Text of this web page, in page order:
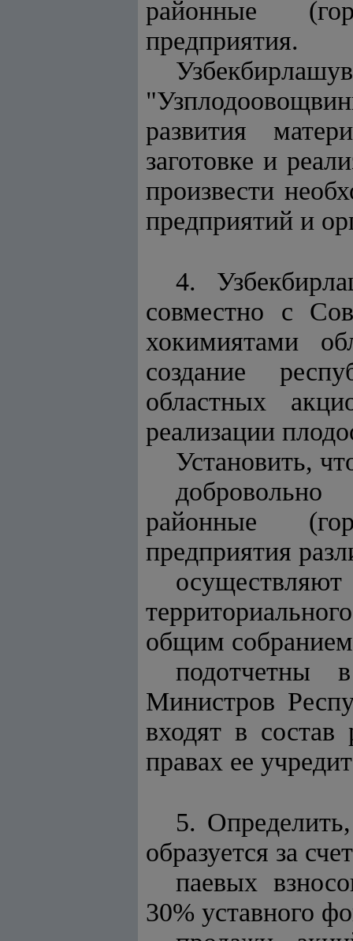
районные
предприятия.
развития
заготовке и
произвести
предприятий и
4.
совместно с
хокимиятами
создание
областных
реализации
Установить,
районные
предприятия
общим собранием
подотчетны
Министров
входят в состав
правах ее
5.
образуется за
паевых
30% уставного